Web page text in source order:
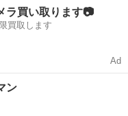
ラ買い取ります📷
買取します
Ad
ン